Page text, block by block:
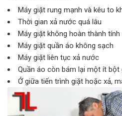
Máy giặt rung mạnh và kêu to
Thời gian xả nước quá lâu
Máy giặt không hoàn thành
Máy giặt quần áo không sạch
Máy giặt liên tục xả nước
Quần áo còn bám lại một ít bột
Ở giữa tiến trình giặt hoặc xả,